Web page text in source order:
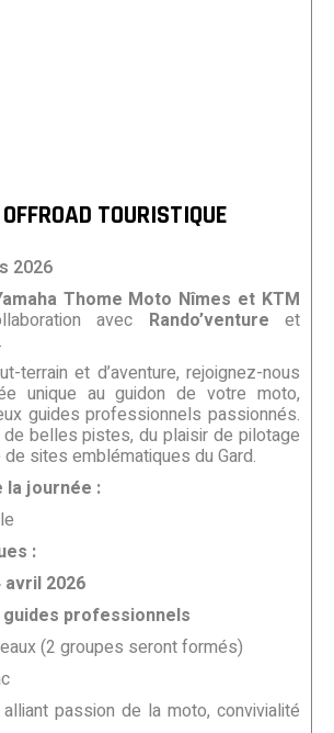
TOURISTIQUE
2026
Thome Moto Nîmes et KTM
avec Rando’venture et
.
terrain et d’aventure, rejoignez-nous
unique au guidon de votre moto,
guides professionnels passionnés.
de belles pistes, du plaisir de pilotage
sites emblématiques du Gard.
la journée :
:
avril 2026
guides professionnels
(2 groupes seront formés)
passion de la moto, convivialité